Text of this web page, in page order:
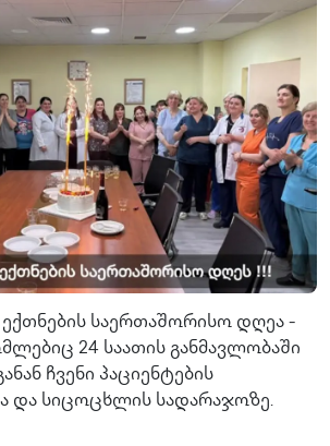
ექთნების საერთაშორისო დღეა -
24 საათის განმავლობაში
ჩვენი პაციენტების
და სიცოცხლის სადარაჯოზე.